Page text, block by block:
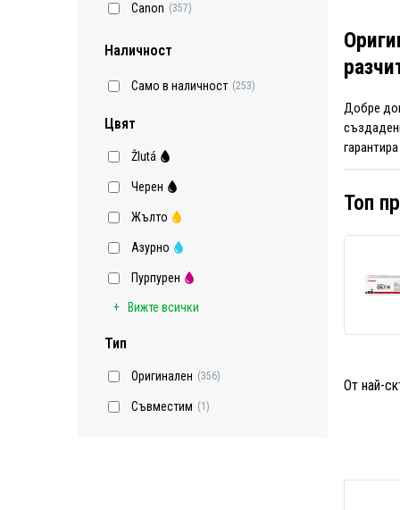
Canon (357)
Наличност
Само в наличност (253)
Цвят
Žlutá
Черен
Жълто
Азурно
Пурпурен
Вижте всички
Тип
Оригинален (356)
Съвместим (1)
Добре
Топ
От най-